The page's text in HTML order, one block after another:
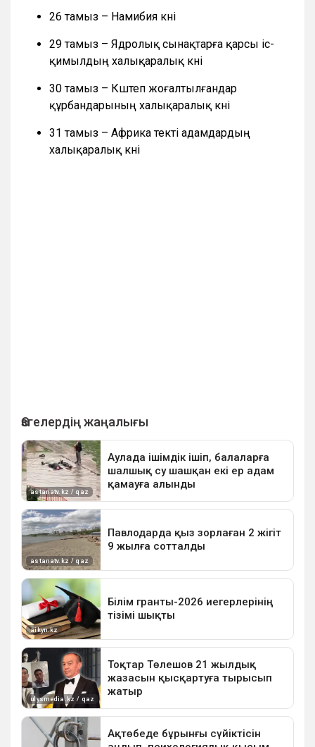
26 тамыз – Намибия күні
29 тамыз – Ядролық сынақтарға қарсы іс-
қимылдың халықаралық күні
30 тамыз – Күштеп жоғалтылғандар
құрбандарының халықаралық күні
31 тамыз – Африка текті адамдардың
халықаралық күні